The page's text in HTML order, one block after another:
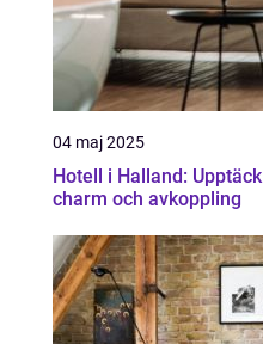
04 maj 2025
Hotell i Halland: Upptäck
charm och avkoppling